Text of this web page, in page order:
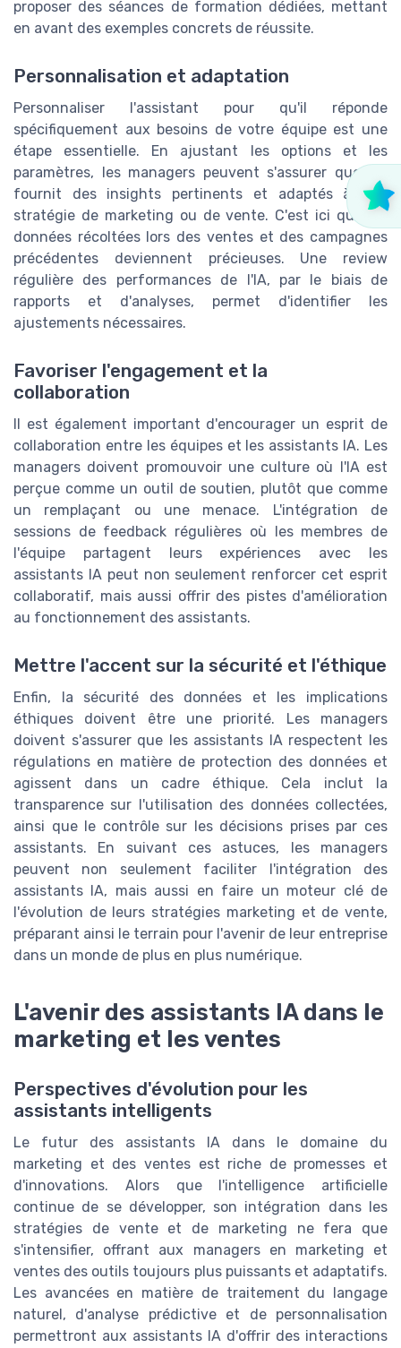
proposer des séances de formation dédiées, mettant
en avant des exemples concrets de réussite.
Personnalisation et adaptation
Personnaliser l'assistant pour qu'il réponde
spécifiquement aux besoins de votre équipe est une
étape essentielle. En ajustant les options et les
paramètres, les managers peuvent s'assurer que l'IA
fournit des insights pertinents et adaptés à leur
stratégie de marketing ou de vente. C'est ici que les
données récoltées lors des ventes et des campagnes
précédentes deviennent précieuses. Une review
régulière des performances de l'IA, par le biais de
rapports et d'analyses, permet d'identifier les
ajustements nécessaires.
Favoriser l'engagement et la
collaboration
Il est également important d'encourager un esprit de
collaboration entre les équipes et les assistants IA. Les
managers doivent promouvoir une culture où l'IA est
perçue comme un outil de soutien, plutôt que comme
un remplaçant ou une menace. L'intégration de
sessions de feedback régulières où les membres de
l'équipe partagent leurs expériences avec les
assistants IA peut non seulement renforcer cet esprit
collaboratif, mais aussi offrir des pistes d'amélioration
au fonctionnement des assistants.
Mettre l'accent sur la sécurité et l'éthique
Enfin, la sécurité des données et les implications
éthiques doivent être une priorité. Les managers
doivent s'assurer que les assistants IA respectent les
régulations en matière de protection des données et
agissent dans un cadre éthique. Cela inclut la
transparence sur l'utilisation des données collectées,
ainsi que le contrôle sur les décisions prises par ces
assistants. En suivant ces astuces, les managers
peuvent non seulement faciliter l'intégration des
assistants IA, mais aussi en faire un moteur clé de
l'évolution de leurs stratégies marketing et de vente,
préparant ainsi le terrain pour l'avenir de leur entreprise
dans un monde de plus en plus numérique.
L'avenir des assistants IA dans le
marketing et les ventes
Perspectives d'évolution pour les
assistants intelligents
Le futur des assistants IA dans le domaine du
marketing et des ventes est riche de promesses et
d'innovations. Alors que l'intelligence artificielle
continue de se développer, son intégration dans les
stratégies de vente et de marketing ne fera que
s'intensifier, offrant aux managers en marketing et
ventes des outils toujours plus puissants et adaptatifs.
Les avancées en matière de traitement du langage
naturel, d'analyse prédictive et de personnalisation
permettront aux assistants IA d'offrir des interactions